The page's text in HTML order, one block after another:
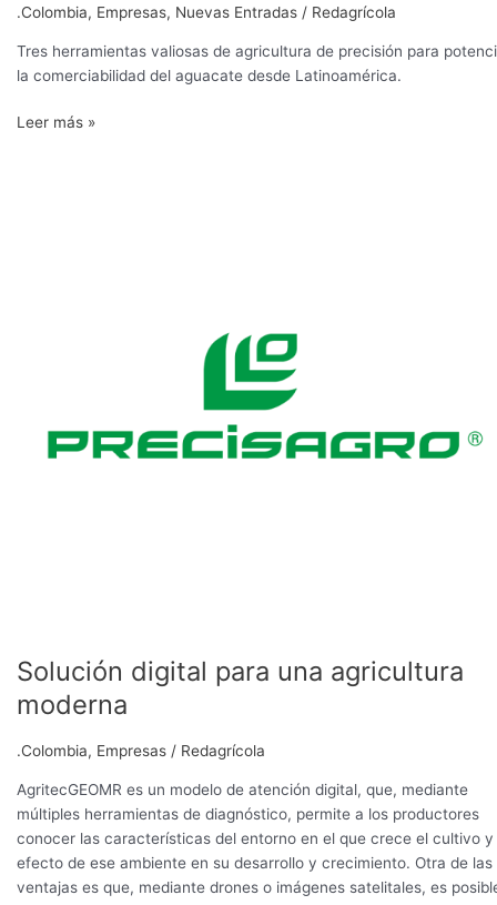
.Colombia, Empresas, Nuevas Entradas / Redagrícola
Tres herramientas valiosas de agricultura de precisión para
la comerciabilidad del aguacate desde Latinoamérica.
Leer más »
Solución digital para una agricultura
moderna
.Colombia, Empresas / Redagrícola
AgritecGEOMR es un modelo de atención digital, que, mediante
múltiples herramientas de diagnóstico, permite a los productores
conocer las características del entorno en el que crece el cultivo y
efecto de ese ambiente en su desarrollo y crecimiento. Otra de las
ventajas es que, mediante drones o imágenes satelitales, es